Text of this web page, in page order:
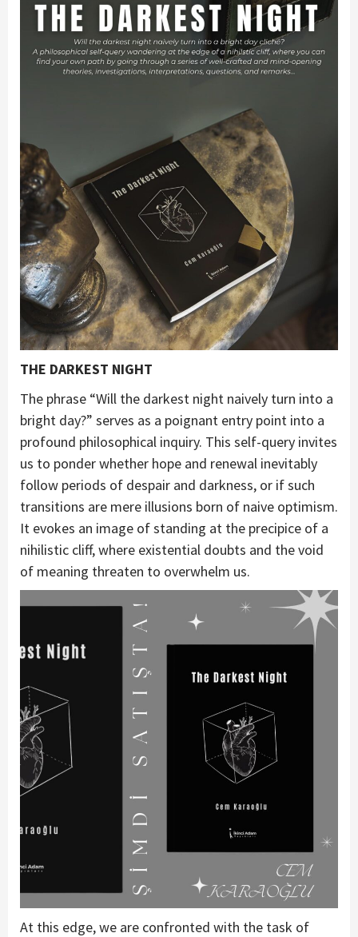
THE DARKEST NIGHT
The phrase “Will the darkest night naively turn into a
bright day?” serves as a poignant entry point into a
profound philosophical inquiry. This self-query invites
us to ponder whether hope and renewal inevitably
follow periods of despair and darkness, or if such
transitions are mere illusions born of naive optimism.
It evokes an image of standing at the precipice of a
nihilistic cliff, where existential doubts and the void
of meaning threaten to overwhelm us.
At this edge, we are confronted with the task of